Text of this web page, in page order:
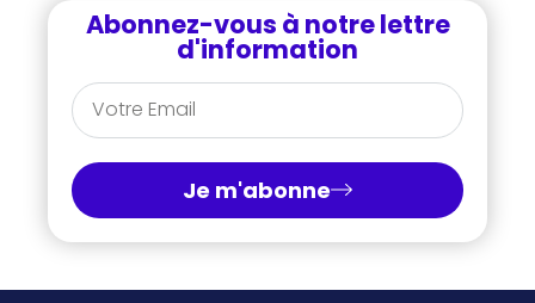
Abonnez-vous à notre lettre
d'information
Je m'abonne